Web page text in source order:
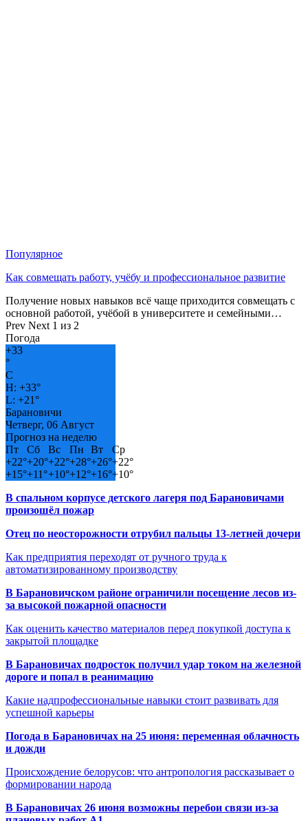
Популярное
Как совмещать работу, учёбу и профессиональное развитие
Получение новых навыков всё чаще приходится совмещать с
основной работой, учёбой в университете и семейными…
Prev Next 1 из 2
Погода
+33
°
C
H: +33°
L: +21°
Барановичи
Четверг, 06 Август
Прогноз на неделю
Пт
Сб Вс Пн Вт
Ср
+22°+20°+22°+28°+26°+22°
+15°+11°+10°+12°+16°+10°
В спальном корпусе детского лагеря под Барановичами
произошёл пожар
Отец по неосторожности отрубил пальцы 13-летней дочери
Как предприятия переходят от ручного труда к
автоматизированному производству
В Барановичском районе ограничили посещение лесов из-
за высокой пожарной опасности
Как оценить качество материалов перед покупкой доступа к
закрытой площадке
В Барановичах подросток получил удар током на железной
дороге и попал в реанимацию
Какие надпрофессиональные навыки стоит развивать для
успешной карьеры
Погода в Барановичах на 25 июня: переменная облачность
и дожди
Происхождение белорусов: что антропология рассказывает о
формировании народа
В Барановичах 26 июня возможны перебои связи из-за